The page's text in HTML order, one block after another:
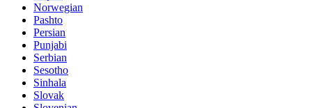
Norwegian
Pashto
Persian
Punjabi
Serbian
Sesotho
Sinhala
Slovak